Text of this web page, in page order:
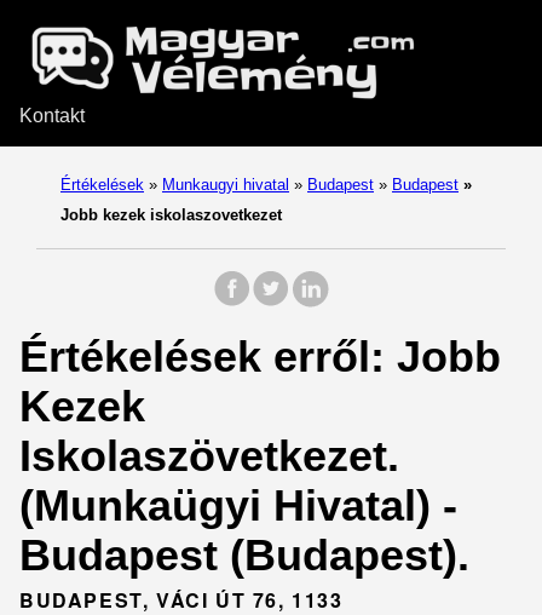
Kontakt
Értékelések » Munkaugyi hivatal » Budapest » Budapest »
Jobb kezek iskolaszovetkezet
Értékelések erről: Jobb
Kezek
Iskolaszövetkezet.
(Munkaügyi Hivatal) -
Budapest (Budapest).
BUDAPEST, VÁCI ÚT 76, 1133